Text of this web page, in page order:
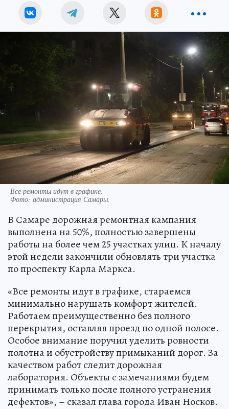
Все ремонты идут в графике.
Фото: администрация Самары.
В Самаре дорожная ремонтная кампания
выполнена на 50%, полностью завершены
работы на более чем 25 участках улиц. К началу
этой недели закончили обновлять три участка
по проспекту Карла Маркса.
«Все ремонты идут в графике, стараемся
минимально нарушать комфорт жителей.
Работаем преимущественно без полного
перекрытия, оставляя проезд по одной полосе.
Особое внимание поручил уделить ровности
полотна и обустройству примыканий дорог. За
качеством работ следит дорожная
лаборатория. Объекты с замечаниями будем
принимать только после полного устранения
дефектов», – сказал глава города Иван Носков.